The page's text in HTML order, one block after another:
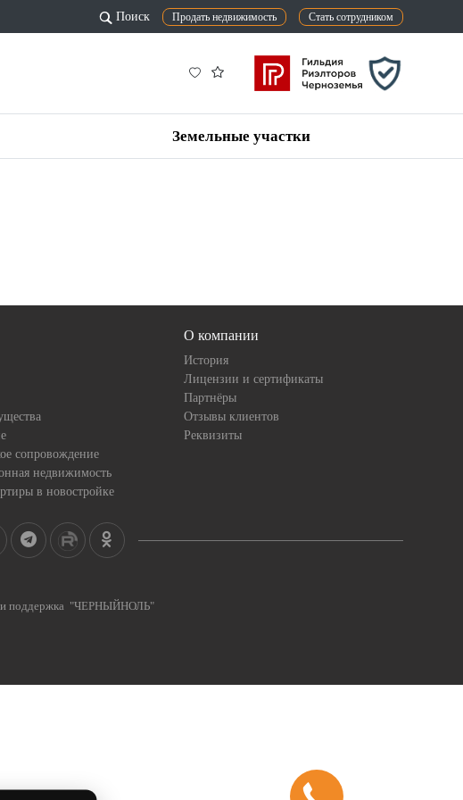
Поиск Продать недвижимость Стать сотрудником
Земельные участки
сопровождение
недвижимость
в новостройке
О компании
История
Лицензии и сертификаты
Партнёры
Отзывы клиентов
Реквизиты
и поддержка "ЧЕРНЫЙНОЛЬ"